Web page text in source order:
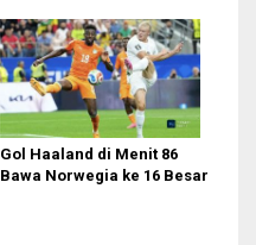
Gol Haaland di Menit 86
Bawa Norwegia ke 16 Besar